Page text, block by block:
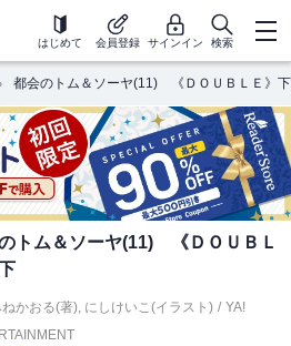
はじめて 会員登録 サインイン 検索
都会のトム＆ソーヤ(11) 《ＤＯＵＢＬＥ》下
トム＆ソーヤ(11) 《ＤＯＵＢＬ
かおる(著), にしけいこ(イラスト) / YA!